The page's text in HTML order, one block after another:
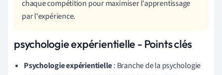
chaque compétition pour maximiser l'apprentissage
par l'expérience.
psychologie expérientielle - Points clés
Psychologie expérientielle: Branche de la psychologie